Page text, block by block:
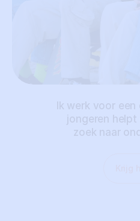
Ik werk voor
jongeren helpt
zoek naar